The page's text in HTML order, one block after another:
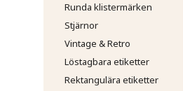
Runda klistermärken
Stjärnor
Vintage & Retro
Löstagbara etiketter
Rektangulära etiketter